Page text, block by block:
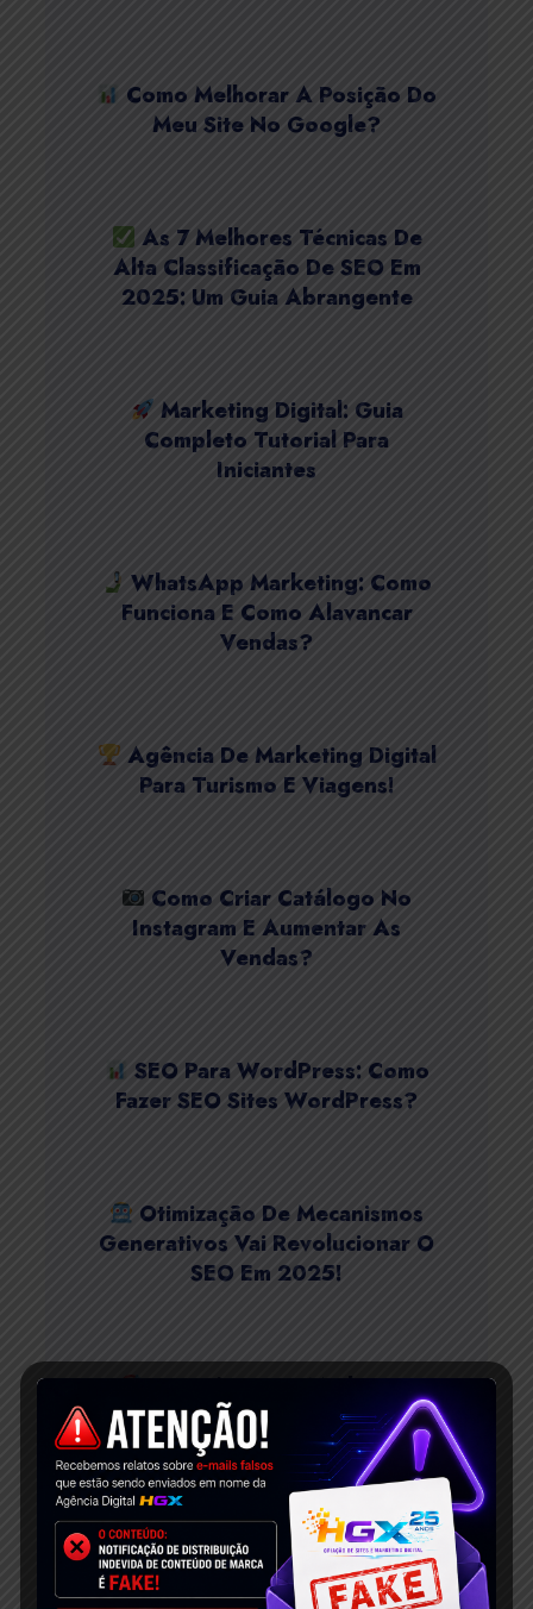
Como Melhorar A Posição Do
Meu Site No Google?
As 7 Melhores Técnicas De
Alta Classificação De SEO Em
2025: Um Guia Abrangente
Marketing Digital: Guia
Completo Tutorial Para
Iniciantes
WhatsApp Marketing: Como
Funciona E Como Alavancar
Vendas?
Agência De Marketing Digital
Para Turismo E Viagens!
Como Criar Catálogo No
Instagram E Aumentar As
Vendas?
SEO Para WordPress: Como
Fazer SEO Sites WordPress?
Otimização De Mecanismos
Generativos Vai Revolucionar O
SEO Em 2025!
Estratégias De Marketing
Digital Para Pequenas Empresas!
Como Fazer SEO Sites Wix?
Dicas Classificar Wix Google!